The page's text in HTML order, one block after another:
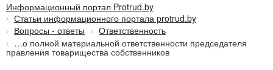
Информационный портал Protrud.by
Статьи информационного портала protrud.by
Вопросы - ответы
Ответственность
…о полной материальной ответственности председателя
правления товарищества собственников